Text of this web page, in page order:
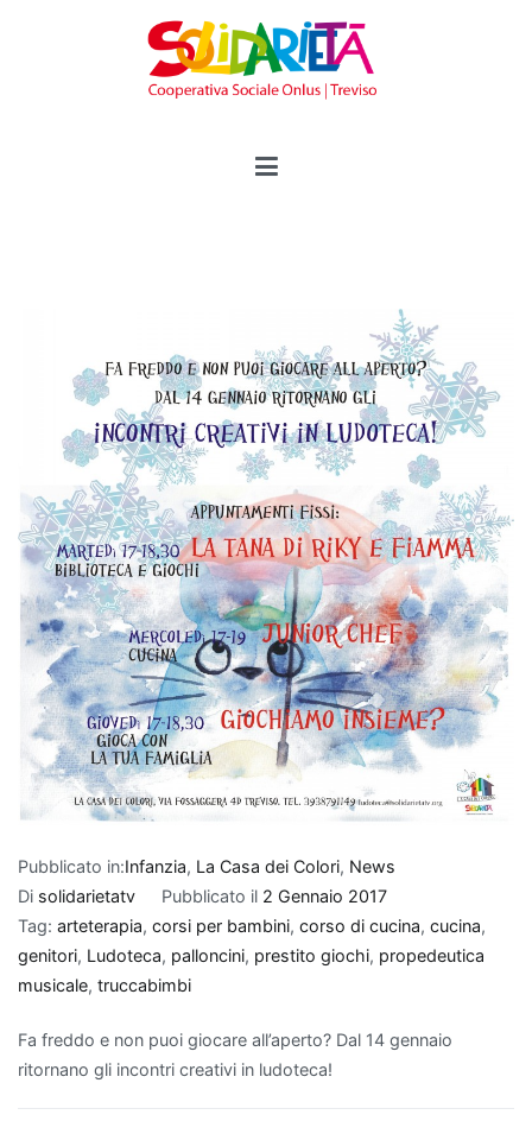
Pubblicato in:Infanzia, La Casa dei Colori, News
Di solidarietatv Pubblicato il 2 Gennaio 2017
Tag: arteterapia, corsi per bambini, corso di cucina, cucina,
genitori, Ludoteca, palloncini, prestito giochi, propedeutica
musicale, truccabimbi
Fa freddo e non puoi giocare all’aperto? Dal 14 gennaio
ritornano gli incontri creativi in ludoteca!